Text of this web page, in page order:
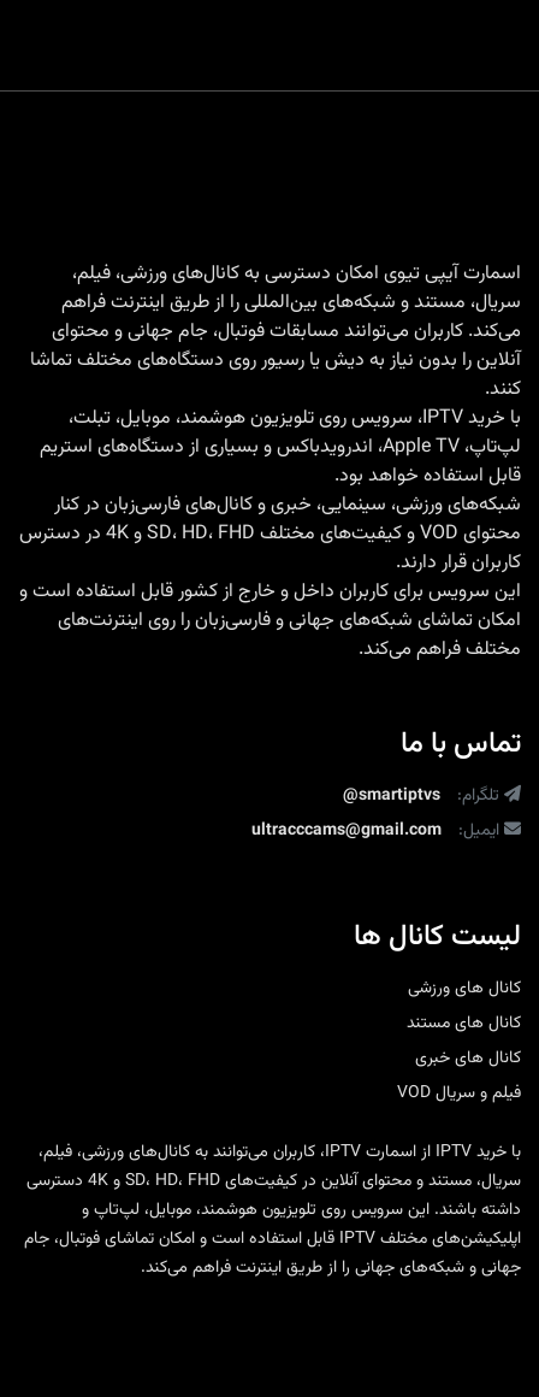
اسمارت آیپی تیوی امکان دسترسی به کانال‌های ورزشی، فیلم،
سریال، مستند و شبکه‌های بین‌المللی را از طریق اینترنت فراهم
می‌کند. کاربران می‌توانند مسابقات فوتبال، جام جهانی و محتوای
آنلاین را بدون نیاز به دیش یا رسیور روی دستگاه‌های مختلف تماشا
کنند.
با خرید IPTV
، سرویس روی تلویزیون هوشمند، موبایل، تبلت،
لپ‌تاپ، Apple TV، اندرویدباکس و بسیاری از دستگاه‌های استریم
قابل استفاده خواهد بود.
شبکه‌های ورزشی، سینمایی، خبری و کانال‌های فارسی‌زبان در کنار
محتوای VOD و کیفیت‌های مختلف SD، HD، FHD و 4K در دسترس
کاربران قرار دارند.
این سرویس برای کاربران داخل و خارج از کشور قابل استفاده است و
امکان تماشای شبکه‌های جهانی و فارسی‌زبان را روی اینترنت‌های
مختلف فراهم می‌کند.
تماس با ما
تلگرام:
@smartiptvs
ایمیل:
ultracccams@gmail.com
لیست کانال ها
کانال های ورزشی
کانال های مستند
کانال های خبری
فیلم و سریال VOD
با خرید IPTV ازاسمارت IPTV
، کاربران می‌توانند به کانال‌های ورزشی، فیلم،
سریال، مستند و محتوای آنلاین در کیفیت‌های SD، HD، FHD و 4K دسترسی
داشته باشند. این سرویس روی تلویزیون هوشمند، موبایل، لپ‌تاپ و
اپلیکیشن‌های مختلف IPTV قابل استفاده است و امکان تماشای فوتبال، جام
جهانی و شبکه‌های جهانی را از طریق اینترنت فراهم می‌کند.